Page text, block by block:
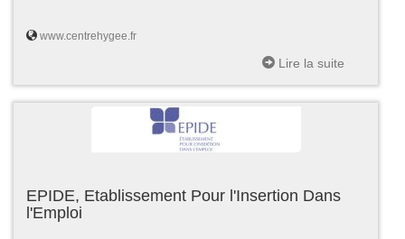
www.centrehygee.fr
Lire la suite
EPIDE, Etablissement Pour l'Insertion Dans
l'Emploi